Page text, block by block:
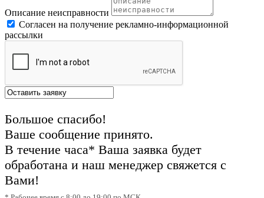
Описание неисправности
Согласен на получение рекламно-информационной
рассылки
Большое спасибо!
Ваше сообщение принято.
В течение часа* Ваша заявка будет
обработана и наш менеджер свяжется с
Вами!